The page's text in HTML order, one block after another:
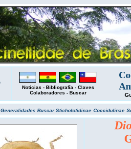
Noticias - Bibliografía - Claves
Colaboradores - Buscar
Generalidades BuscarSticholotidinae Coccidulinae